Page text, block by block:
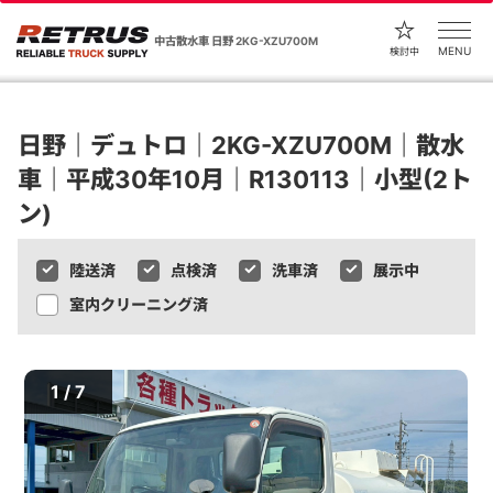
中古散水車 日野 2KG-XZU700M
検討中 MENU
日野｜デュトロ｜2KG-XZU700M｜散水
車｜平成30年10月｜R130113｜小型(2ト
ン)
陸送済 点検済 洗車済
展示中
室内クリーニング済
1 / 7